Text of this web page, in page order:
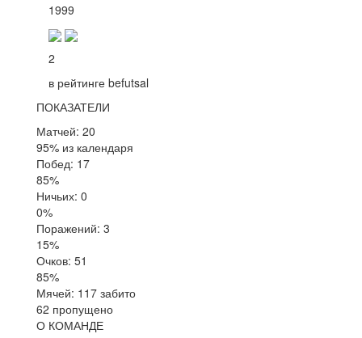
1999
2
в рейтинге befutsal
ПОКАЗАТЕЛИ
Матчей: 20
95% из календаря
Побед: 17
85%
Ничьих: 0
0%
Поражений: 3
15%
Очков: 51
85%
Мячей: 117 забито
62 пропущено
О КОМАНДЕ